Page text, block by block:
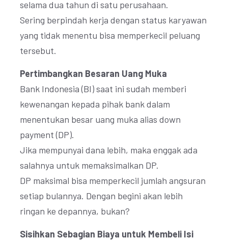
selama dua tahun di satu perusahaan.
Sering berpindah kerja dengan status karyawan
yang tidak menentu bisa memperkecil peluang
tersebut.
Pertimbangkan Besaran Uang Muka
Bank Indonesia (BI) saat ini sudah memberi
kewenangan kepada pihak bank dalam
menentukan besar uang muka alias down
payment (DP).
Jika mempunyai dana lebih, maka enggak ada
salahnya untuk memaksimalkan DP.
DP maksimal bisa memperkecil jumlah angsuran
setiap bulannya. Dengan begini akan lebih
ringan ke depannya, bukan?
Sisihkan Sebagian Biaya untuk Membeli Isi